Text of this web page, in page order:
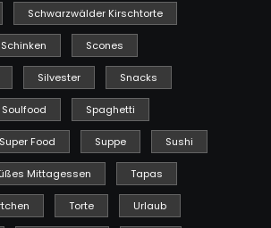
Schwarzwälder Kirschtorte
Scones
Silvester Snacks
Soulfood Spaghetti
Super Food Suppe Sushi
Mittagessen Tapas
Torte Urlaub